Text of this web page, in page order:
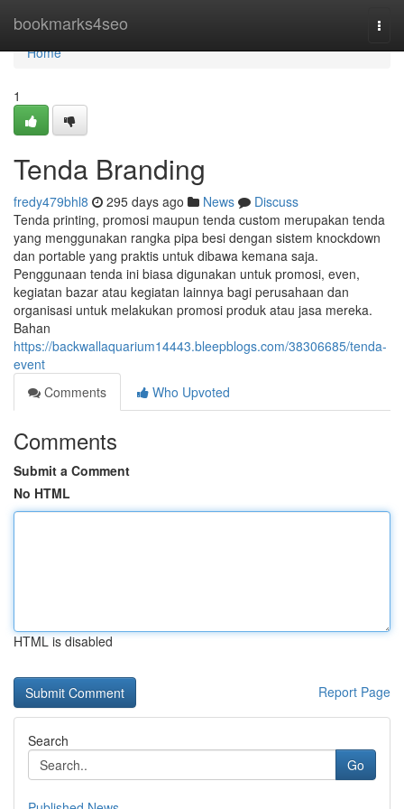
bookmarks4seo
Home
Home
1
Tenda Branding
fredy479bhl8 295 days ago News
Discuss
Tenda printing, promosi maupun tenda custom merupakan tenda
yang menggunakan rangka pipa besi dengan sistem knockdown
dan portable yang praktis untuk dibawa kemana saja.
Penggunaan tenda ini biasa digunakan untuk promosi, even,
kegiatan bazar atau kegiatan lainnya bagi perusahaan dan
organisasi untuk melakukan promosi produk atau jasa mereka.
Bahan
https://backwallaquarium14443.bleepblogs.com/38306685/tenda-
event
Comments
Who Upvoted
Comments
Submit a Comment
No HTML
HTML is disabled
Report Page
Search
Go